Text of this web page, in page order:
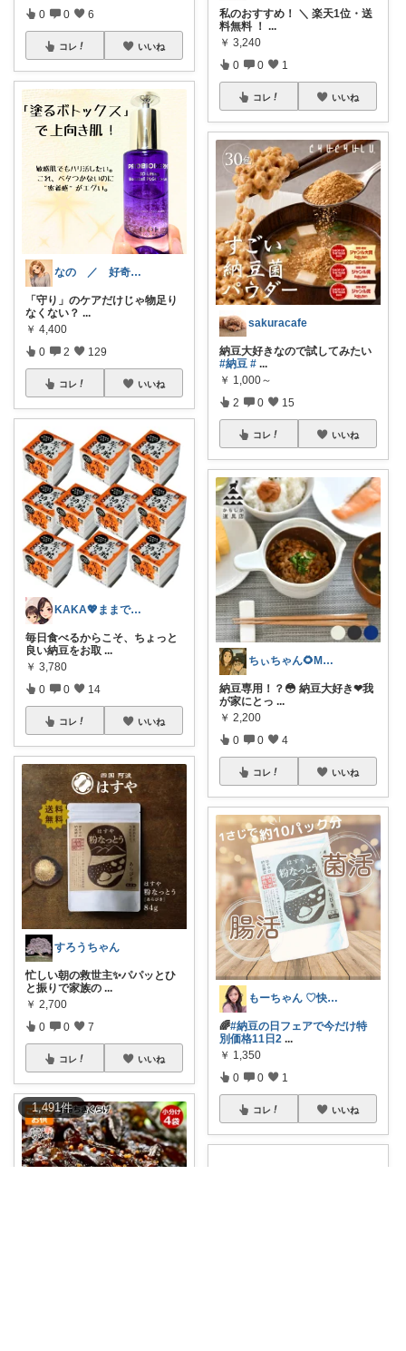
1,491件
0 0 6
コレ いいね
なの ／ 好奇心コスメ
「守り」のケアだけじゃ物足り
なくない？ ...
￥ 4,400
0 2 129
コレ いいね
KAKA💖ままでもキレイでいたい
毎日食べるからこそ、ちょっと
良い納豆をお取 ...
￥ 3,780
0 0 14
コレ いいね
すろうちゃん
忙しい朝の救世主✨パパッとひ
と振りで家族の ...
￥ 2,700
0 0 7
コレ いいね
私のおすすめ！ ＼ 楽天1位・送
料無料 ！ ...
￥ 3,240
0 0 1
コレ いいね
sakuracafe
納豆大好きなので試してみたい
#納豆 # ...
￥ 1,000～
2 0 15
コレ いいね
ちぃちゃん🌻MamA🪷
納豆専用！？😳 納豆大好き❤我
が家にとっ ...
￥ 2,200
0 0 4
コレ いいね
もーちゃん ♡快適生活~旅行大好き🌈✨
🌈#納豆の日フェアで今だけ特
別価格11日2 ...
￥ 1,350
0 0 1
コレ いいね